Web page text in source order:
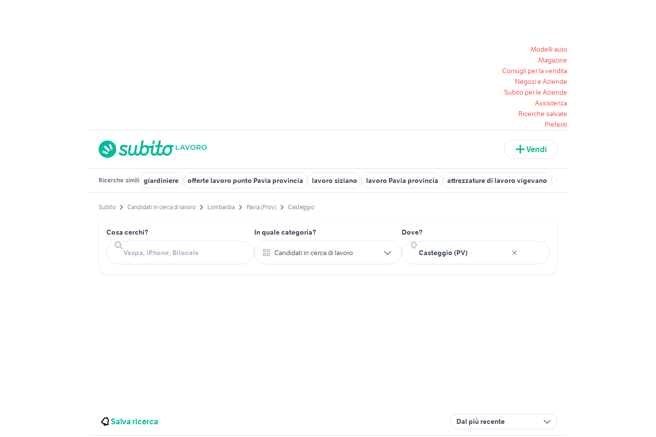
Modelli auto
Magazine
Consigli per la vendita
Negozi e Aziende
Subito per le Aziende
Assistenza
Ricerche salvate
Preferiti
Vendi
Ricerche simili giardiniere offerte lavoro punto Pavia provincia lavoro siziano lavoro Pavia provincia attrezzature di lavoro vigevano offerte lavoro commessa
Subito Candidati in cerca di lavoro Lombardia Pavia (Prov) Casteggio
Cosa cerchi? In quale categoria?
Candidati in cerca di lavoro
Dove?
Salva ricerca Dal più recente